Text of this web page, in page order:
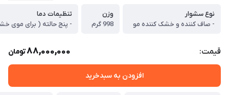
نوع سشوار
- صاف کننده و خشک کننده مو
وزن
998 گرم
تنظیمات دما
- پنج حالته ( برای موی
قیمت: 88,000,000تومان
افزودن به سبدخرید